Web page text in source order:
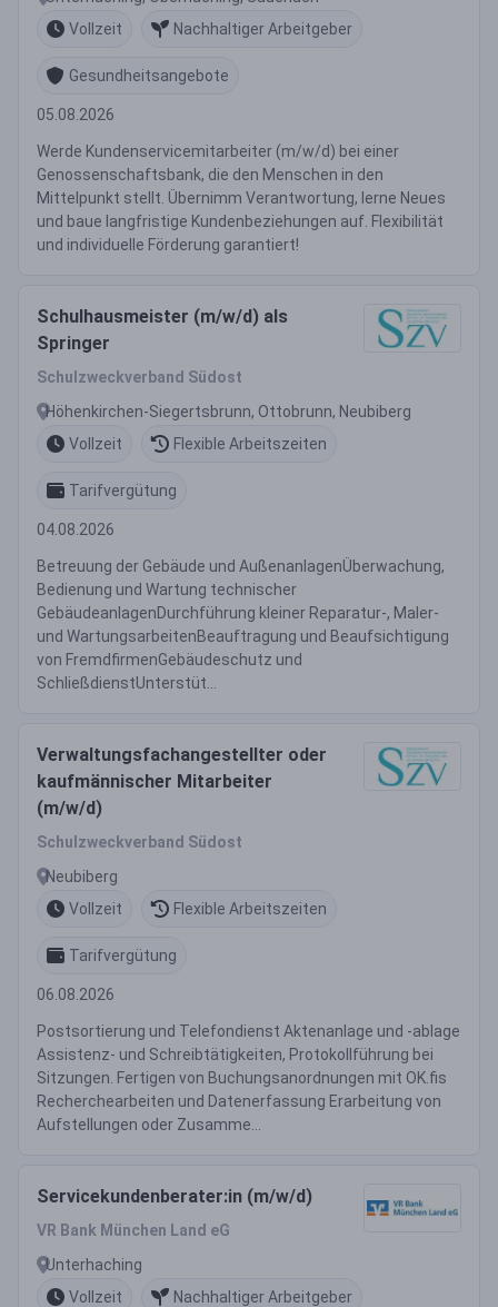
Vollzeit
Nachhaltiger Arbeitgeber
Gesundheitsangebote
05.08.2026
Werde Kundenservicemitarbeiter (m/w/d) bei einer
Genossenschaftsbank, die den Menschen in den
Mittelpunkt stellt. Übernimm Verantwortung, lerne Neues
und baue langfristige Kundenbeziehungen auf. Flexibilität
und individuelle Förderung garantiert!
Schulhausmeister (m/w/d) als
Springer
Schulzweckverband Südost
Höhenkirchen-Siegertsbrunn, Ottobrunn, Neubiberg
Vollzeit
Flexible Arbeitszeiten
Tarifvergütung
04.08.2026
Betreuung der Gebäude und AußenanlagenÜberwachung,
Bedienung und Wartung technischer
GebäudeanlagenDurchführung kleiner Reparatur-, Maler-
und WartungsarbeitenBeauftragung und Beaufsichtigung
von FremdfirmenGebäudeschutz und
SchließdienstUnterstüt...
Verwaltungsfachangestellter oder
kaufmännischer Mitarbeiter
(m/w/d)
Schulzweckverband Südost
Neubiberg
Vollzeit
Flexible Arbeitszeiten
Tarifvergütung
06.08.2026
Postsortierung und Telefondienst Aktenanlage und -ablage
Assistenz- und Schreibtätigkeiten, Protokollführung bei
Sitzungen. Fertigen von Buchungsanordnungen mit OK.fis
Recherchearbeiten und Datenerfassung Erarbeitung von
Aufstellungen oder Zusamme...
Servicekundenberater:in (m/w/d)
VR Bank München Land eG
Unterhaching
Vollzeit
Nachhaltiger Arbeitgeber